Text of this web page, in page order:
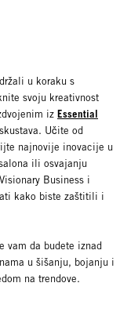
u koraku s
svoju kreativnost
iz Essential
Učite od
najnovije inovacije u
ili osvajanju
Business i
kako biste zaštitili i
vam da budete iznad
u šišanju, bojanju i
na trendove.